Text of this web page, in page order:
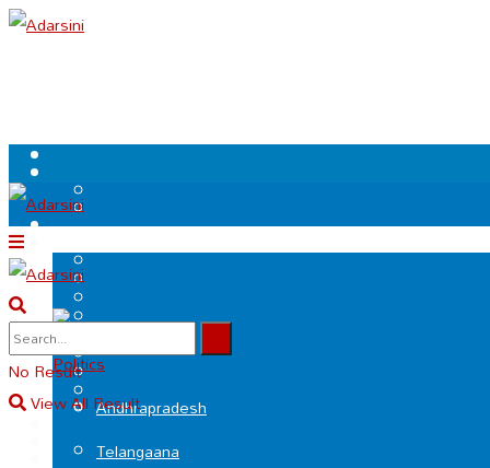
.
Politics
Andhrapradesh
Telangaana
No Result
View All Result